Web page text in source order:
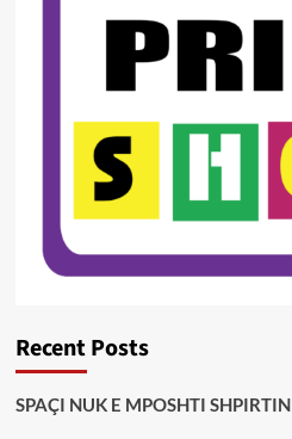
Recent Posts
SPAÇI NUK E MPOSHTI SHPIRTIN